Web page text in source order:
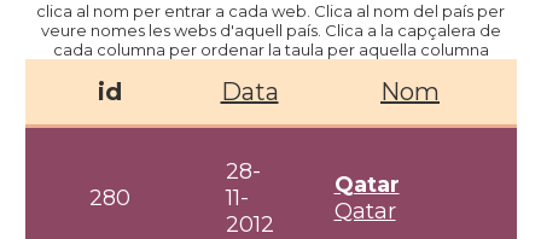
clica al nom per entrar a cada web. Clica al nom del país per
veure nomes les webs d'aquell país. Clica a la capçalera de
cada columna per ordenar la taula per aquella columna
id Data Nom
280
28-
11-
2012
Qatar
Qatar